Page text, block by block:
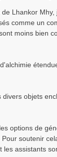
Lhankor
comme un
moins bien
objets
options de
soutenir
les assistants